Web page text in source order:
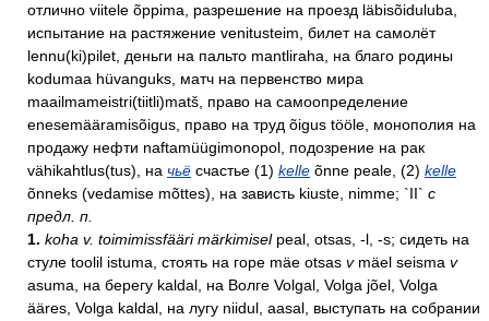
отлично viitele õppima, разрешение на проезд läbisõiduluba,
испытание на растяжение venitusteim, билет на самолёт
lennu(ki)pilet, деньги на пальто mantliraha, на благо родины
kodumaa hüvanguks, матч на первенство мира
maailmameistri(tiitli)matš, право на самоопределение
enesemääramisõigus, право на труд õigus tööle, монополия на
продажу нефти naftamüügimonopol, подозрение на рак
vähikahtlus(tus), на чьё счастье (1) kelle õnne peale, (2) kelle
õnneks (vedamise mõttes), на зависть kiuste, nimme; `II` с
предл. п.
1. koha v. toimimissfääri märkimiselpeal, otsas, -l, -s; сидеть на
стуле toolil istuma, стоять на горе mäe otsas vmäel seisma v
asuma, на берегу kaldal, на Волге Volgal, Volga jõel, Volga
ääres, Volga kaldal, на лугу niidul, aasal, выступать на собрании